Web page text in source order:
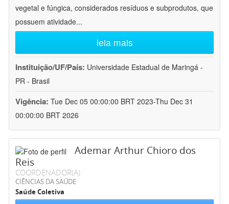
vegetal e fúngica, considerados resíduos e subprodutos, que
possuem atividade...
leia mais
Instituição/UF/País: Universidade Estadual de Maringá -
PR - Brasil
Vigência: Tue Dec 05 00:00:00 BRT 2023-Thu Dec 31
00:00:00 BRT 2026
Ademar Arthur Chioro dos
Reis
COORDENADOR(A)
CIÊNCIAS DA SAÚDE
Saúde Coletiva